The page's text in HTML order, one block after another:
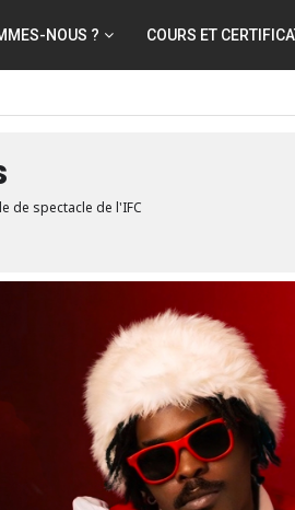
NOUS ? COURS ET
de spectacle de l'IFC